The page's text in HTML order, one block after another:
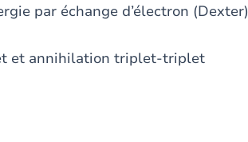
par échange d’électron (Dexter)
annihilation triplet-triplet